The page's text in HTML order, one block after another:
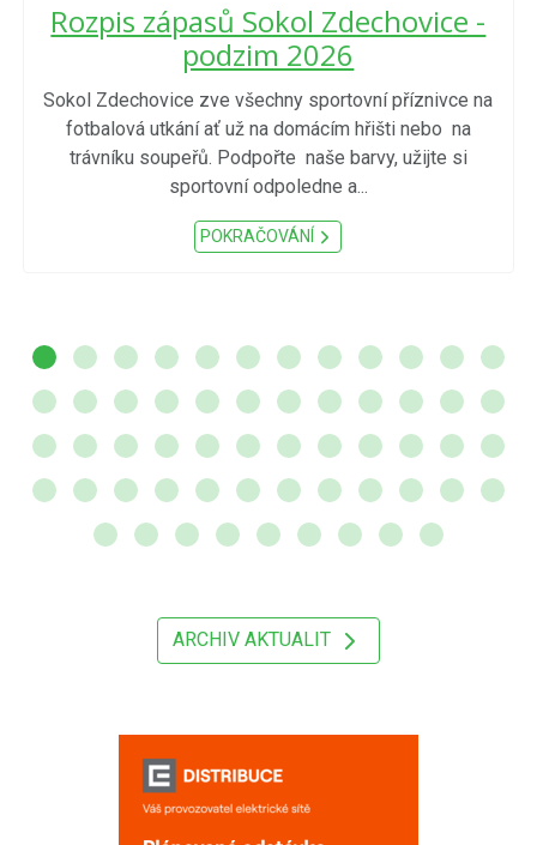
Rozpis zápasů Sokol Zdechovice -
podzim 2026
Sokol Zdechovice zve všechny sportovní příznivce na
fotbalová utkání ať už na domácím hřišti nebo na
trávníku soupeřů. Podpořte naše barvy, užijte si
sportovní odpoledne a...
POKRAČOVÁNÍ
ARCHIV AKTUALIT